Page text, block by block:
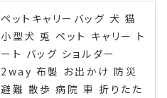
ペットキャリーバッグ 犬 猫
小型犬 兎 ペット キャリー ト
ート バッグ ショルダー
2way 布製 お出かけ 防災
避難 散歩 病院 車 折りたた